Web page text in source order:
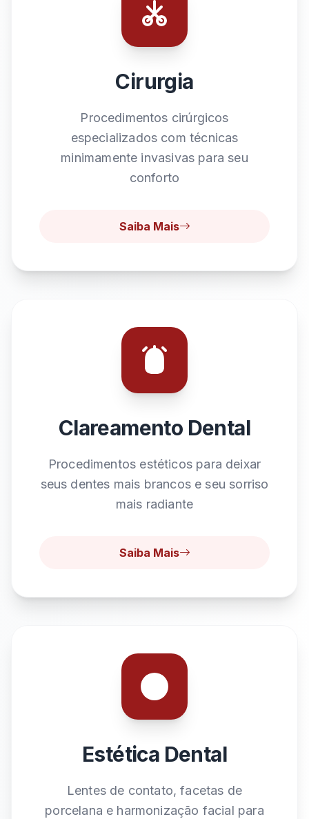
Cirurgia
Procedimentos cirúrgicos
especializados com técnicas
minimamente invasivas para seu
conforto
Saiba Mais
Clareamento Dental
Procedimentos estéticos para deixar
seus dentes mais brancos e seu sorriso
mais radiante
Saiba Mais
Estética Dental
Lentes de contato, facetas de
porcelana e harmonização facial para